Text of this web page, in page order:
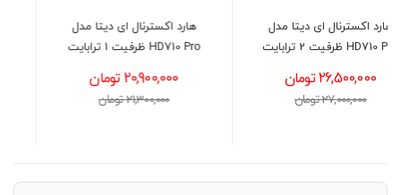
هارد اکسترنال ای دیتا مدل
HD710 Pro ظرفیت 2 ترابایت
26,500,000 تومان
27,000,000 تومان
هارد اکسترنال ای دیتا مدل
HD710 Pro ظرفیت 1 ترابایت
20,900,000 تومان
21,300,000 تومان